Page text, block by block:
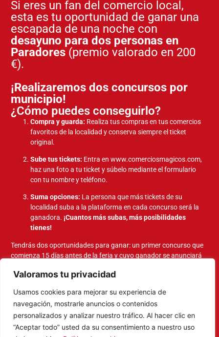
Valoramos tu privacidad
Usamos cookies para mejorar su experiencia de
navegación, mostrarle anuncios o contenidos
personalizados y analizar nuestro tráfico. Al hacer clic en
“Aceptar todo” usted da su consentimiento a nuestro uso
Si eres un fan del comercio local,
esta es tu oportunidad de ganar una
escapada de una noche con
desayuno para dos personas en
Paradores (premio valorado en 200
€).
¡Realizaremos dos concursos por
municipio!
¿Cómo puedes conseguirlo?
Compra y guarda: Realiza tus compras en tus comercios
favoritos de la localidad y conserva siempre el ticket
original.
Sube tus tickets: Entra enwww.comerciosmagicos.com,
haz una foto a tu ticket y súbelo mediante el formulario
con tu nombre y teléfono.
Suma opciones: La persona que más tickets de su
localidad suba a la plataforma en cada concurso será la
ganadora. ¡Cuantos más subas, más posibilidades
tienes!
Tendrás dos oportunidades para ganar: un primer concurso que
comienza 15 días antes de la feria y cuyo ganador se anunciará
el mismo día del evento y finaliza 15 días después, entregándose
contactar con el afortunado.
¿Mantente atento! Los nombres de
los ganadores se publicarán en